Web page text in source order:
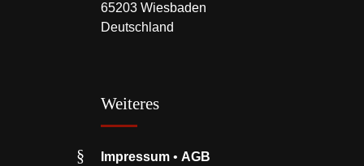
65203 Wiesbaden
Deutschland
Weiteres
Impressum • AGB